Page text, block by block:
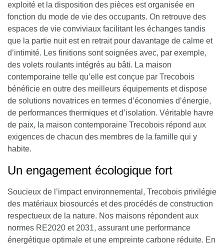
exploité et la disposition des pièces est organisée en
fonction du mode de vie des occupants. On retrouve des
espaces de vie conviviaux facilitant les échanges tandis
que la partie nuit est en retrait pour davantage de calme et
d’intimité. Les finitions sont soignées avec, par exemple,
des volets roulants intégrés au bâti. La maison
contemporaine telle qu’elle est conçue par Trecobois
bénéficie en outre des meilleurs équipements et dispose
de solutions novatrices en termes d’économies d’énergie,
de performances thermiques et d’isolation. Véritable havre
de paix, la maison contemporaine Trecobois répond aux
exigences de chacun des membres de la famille qui y
habite.
Un engagement écologique fort
Soucieux de l’impact environnemental, Trecobois privilégie
des matériaux biosourcés et des procédés de construction
respectueux de la nature. Nos maisons répondent aux
normes RE2020 et 2031, assurant une performance
énergétique optimale et une empreinte carbone réduite. En